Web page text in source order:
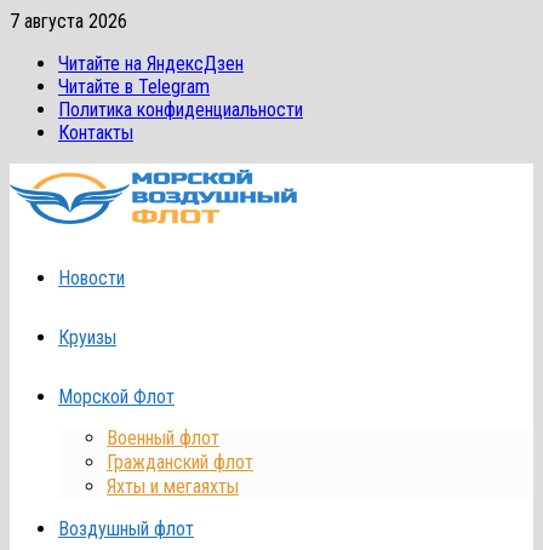
Перейти
содержимому
7 августа 2026
Читайте на ЯндексДзен
Читайте в Telegram
Политика конфиденциальности
Контакты
Новости
Круизы
Морской Флот
Военный флот
Гражданский флот
Яхты и мегаяхты
Воздушный флот